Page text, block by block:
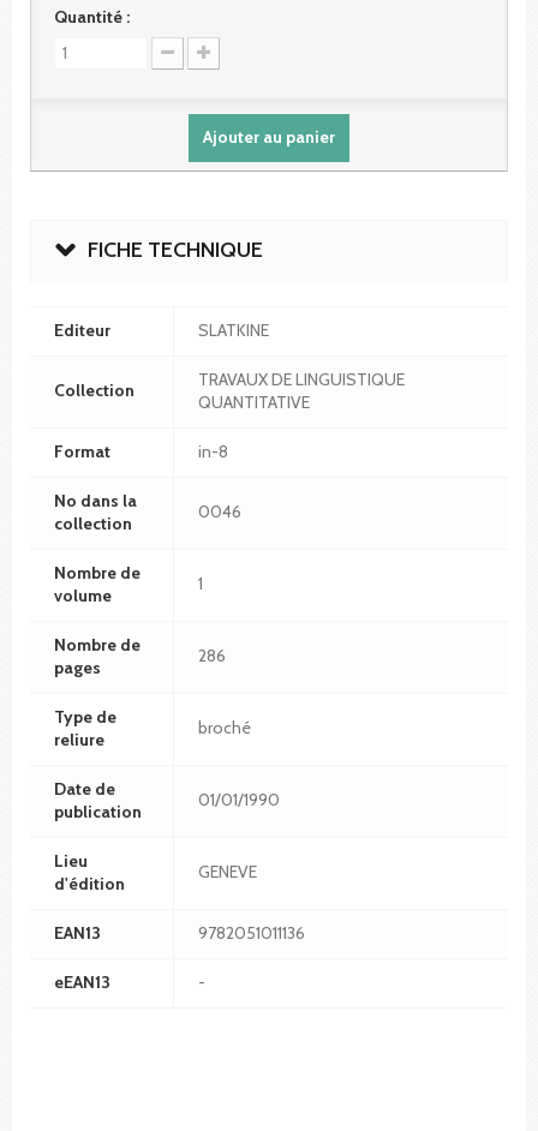
Quantité :
Ajouter au panier
FICHE TECHNIQUE
Editeur SLATKINE
Collection
TRAVAUX DE LINGUISTIQUE
QUANTITATIVE
Format in-8
No dans la
collection
0046
Nombre de
volume
1
Nombre de
pages
286
Type de
reliure
broché
Date de
publication
01/01/1990
Lieu
d'édition
GENEVE
EAN13 9782051011136
eEAN13 -